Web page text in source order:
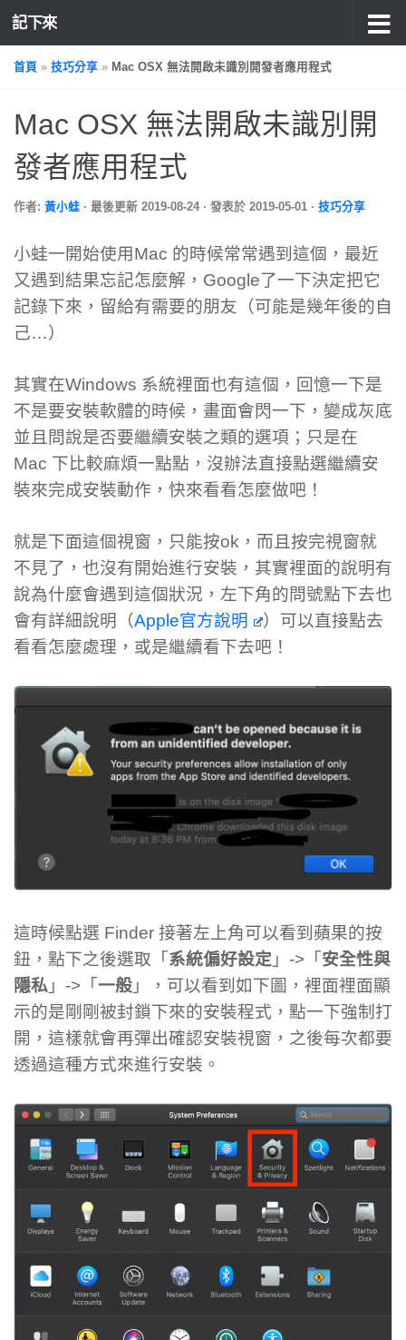
記下來
首頁 » 技巧分享 » Mac OSX 無法開啟未識別開發者應用程式
Mac OSX 無法開啟未識別開
發者應用程式
作者: 黃小蛙 · 最後更新 2019-08-24 · 發表於 2019-05-01 · 技巧分享
小蛙一開始使用Mac 的時候常常遇到這個，最近
又遇到結果忘記怎麼解，Google了一下決定把它
記錄下來，留給有需要的朋友（可能是幾年後的自
己…）
其實在Windows 系統裡面也有這個，回憶一下是
不是要安裝軟體的時候，畫面會閃一下，變成灰底
並且問說是否要繼續安裝之類的選項；只是在
Mac 下比較麻煩一點點，沒辦法直接點選繼續安
裝來完成安裝動作，快來看看怎麼做吧！
就是下面這個視窗，只能按ok，而且按完視窗就
不見了，也沒有開始進行安裝，其實裡面的說明有
說為什麼會遇到這個狀況，左下角的問號點下去也
會有詳細說明（Apple官方說明
）可以直接點去
看看怎麼處理，或是繼續看下去吧！
這時候點選 Finder 接著左上角可以看到蘋果的按
鈕，點下之後選取「 系統偏好設定 」->「 安全性與
隱私 」->「 一般 」，可以看到如下圖，裡面裡面顯
示的是剛剛被封鎖下來的安裝程式，點一下強制打
開，這樣就會再彈出確認安裝視窗，之後每次都要
透過這種方式來進行安裝。